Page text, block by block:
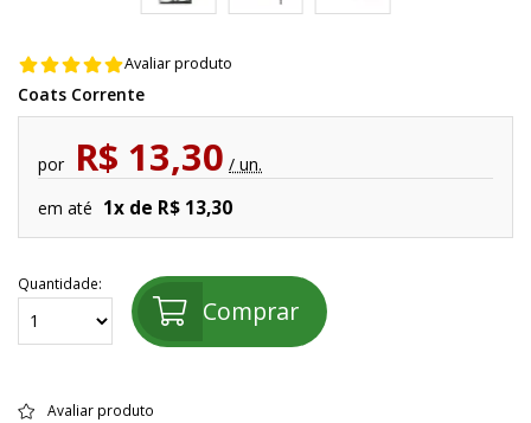
Avaliar produto
Coats Corrente
por R$ 13,30 / un.
em até 1x de R$ 13,30
Quantidade:
Comprar
Avaliar produto